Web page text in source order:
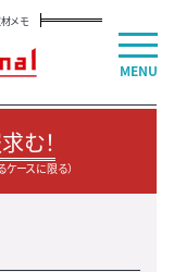
メモ
む！
ースに限る）
MENU